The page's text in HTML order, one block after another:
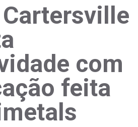
com
feita